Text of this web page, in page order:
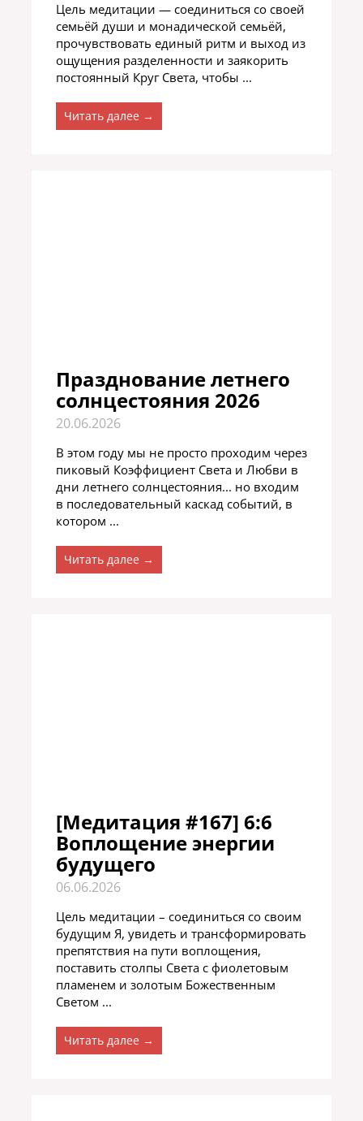
Цель медитации — соединиться со своей
семьёй души и монадической семьёй,
прочувствовать единый ритм и выход из
ощущения разделенности и заякорить
постоянный Круг Света, чтобы ...
Читать далее →
Празднование летнего
солнцестояния 2026
20.06.2026
В этом году мы не просто проходим через
пиковый Коэффициент Света и Любви в
дни летнего солнцестояния... но входим
в последовательный каскад событий, в
котором ...
Читать далее →
[Медитация #167] 6:6
Воплощение энергии
будущего
06.06.2026
Цель медитации – соединиться со своим
будущим Я, увидеть и трансформировать
препятствия на пути воплощения,
поставить столпы Света с фиолетовым
пламенем и золотым Божественным
Светом ...
Читать далее →